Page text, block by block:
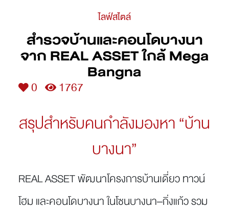
ไลฟ์สไตล์
สำรวจบ้านและคอนโดบางนา
จาก REAL ASSET ใกล้ Mega
Bangna
0 1767
สรุปสำหรับคนกำลังมองหา “บ้าน
บางนา”
REAL ASSET พัฒนาโครงการบ้านเดี่ยว ทาวน์
โฮม และคอนโดบางนา ในโซนบางนา–กิ่งแก้ว รวม